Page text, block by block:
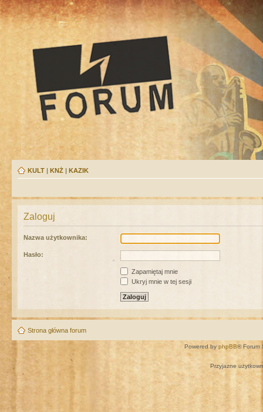
KULT | KNŻ | KAZIK
Zaloguj
Nazwa użytkownika:
Hasło:
Zapamiętaj mnie
Ukryj mnie w tej sesji
Strona główna forum
Powered by phpBB® Forum
Przyjazne